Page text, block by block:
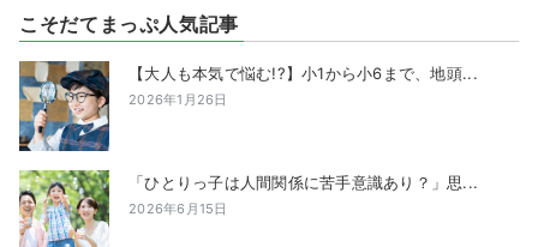
こそだてまっぷ人気記事
【大人も本気で悩む!?】小1から小6まで、地頭...
2026年1月26日
「ひとりっ子は人間関係に苦手意識あり？」思...
2026年6月15日